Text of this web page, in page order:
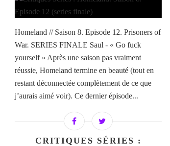
Homeland // Saison 8. Episode 12. Prisoners of
War. SERIES FINALE Saul - « Go fuck
yourself » Après une saison pas vraiment
réussie, Homeland termine en beauté (tout en
restant déconnectée complètement de ce que
j’aurais aimé voir). Ce dernier épisode...
CRITIQUES SÉRIES :